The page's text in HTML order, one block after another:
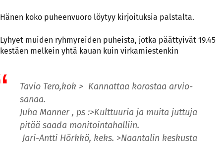
Hänen koko puheenvuoro löytyy kirjoituksia palstalta.
Lyhyet muiden ryhmyreiden puheista, jotka päättyivät 19.45
kestäen melkein yhtä kauan kuin virkamiestenkin
Tavio Tero,kok > Kannattaa korostaa arvio-
sanaa.
Juha Manner , ps :>Kulttuuria ja muita juttuja
pitää saada monitointahalliin.
Jari-Antti Hörkkö, keks. >Naantalin keskusta